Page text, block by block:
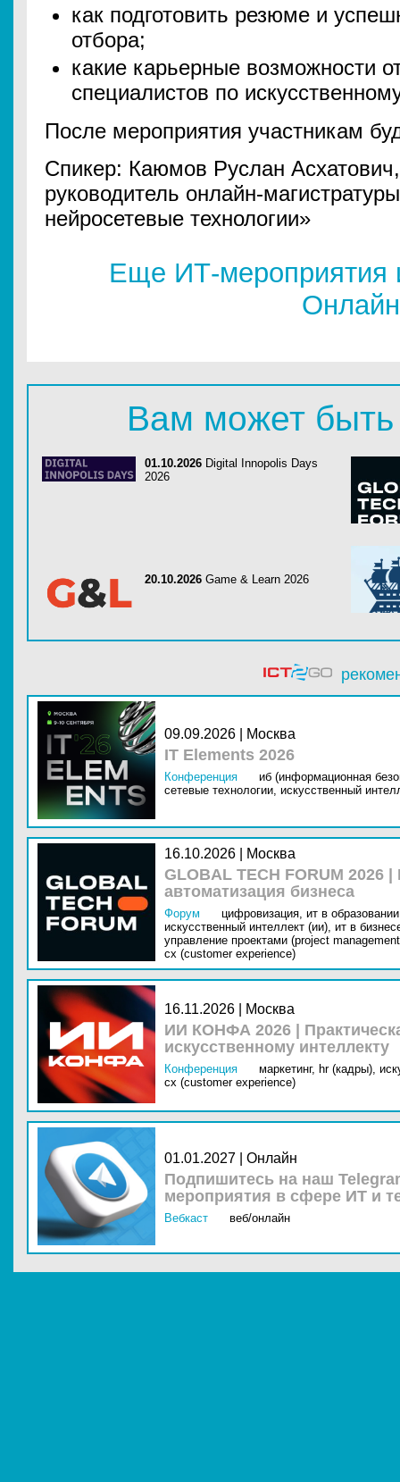
как подготовить резюме и
отбора;
какие карьерные возможности
специалистов по
После мероприятия участникам
Спикер: Каюмов Руслан
руководитель онлайн-
нейросетевые технологии»
Еще ИТ-мероприятия
Онлайн
Вам может быть
01.10.2026 Digital Innopolis Days
2026
20.10.2026 Game & Learn 2026
09.09.2026 | Москва
IT Elements 2026
Конференция
иб (информационная
сетевые технологии, искусственный
16.10.2026 | Москва
GLOBAL TECH FORUM
автоматизация бизнеса
Форум цифровизация, ит в
искусственный интеллект (ии), ит в
управление проектами (project
cx (customer experience)
16.11.2026 | Москва
ИИ КОНФА 2026 |
искусственному интеллекту
Конференция маркетинг, hr (кадры),
cx (customer experience)
01.01.2027 | Онлайн
Подпишитесь на наш
мероприятия в сфере ИТ и
Вебкаст веб/онлайн